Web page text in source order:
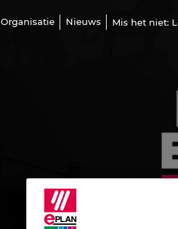
Organisatie Nieuws Mis het niet: